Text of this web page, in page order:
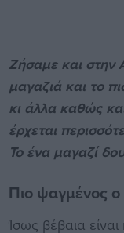
Ζήσαμε και στην
μαγαζιά και το
κι άλλα καθώς
έρχεται
Το ένα μαγαζί
Πιο ψαγμένος
Ίσως βέβαια